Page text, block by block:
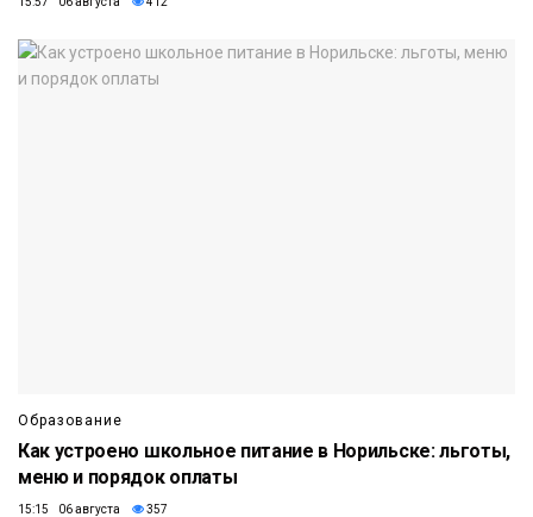
Образование
Как устроено школьное питание в Норильске: льготы,
меню и порядок оплаты
15:15 06 августа 357